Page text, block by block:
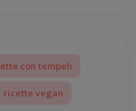
con tempeh
ricette vegan